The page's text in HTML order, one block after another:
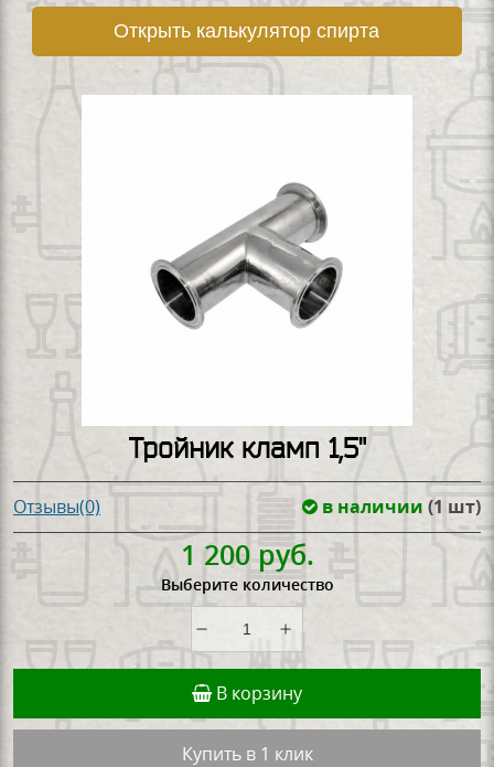
Открыть калькулятор спирта
Тройник кламп 1,5"
Отзывы(0) в наличии (1 шт)
1 200 руб.
Выберите количество
В корзину
Купить в 1 клик